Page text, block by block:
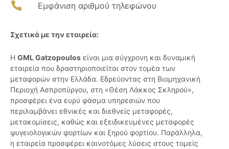
Εμφάνιση αριθμού τηλεφώνου
Σχετικά με την εταιρεία:
Η GML Gatzopoulos είναι μια σύγχρονη και δυναμική
εταιρεία που δραστηριοποιείται στον τομέα των
μεταφορών στην Ελλάδα. Εδρεύοντας στη Βιομηχανική
Περιοχή Ασπροπύργου, στη «Θέση Λάκκος Σκληρού»,
προσφέρει ένα ευρύ φάσμα υπηρεσιών που
περιλαμβάνει εθνικές και διεθνείς μεταφορές,
μετακομίσεις, καθώς και εξειδικευμένες μεταφορές
ψυγειολογικών φορτίων και ξηρού φορτίου. Παράλληλα,
η εταιρεία προσφέρει καινοτόμες λύσεις στους τομείς